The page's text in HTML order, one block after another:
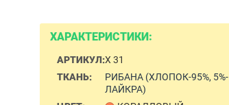
ХАРАКТЕРИСТИКИ:
АРТИКУЛ:Х 31
ТКАНЬ:
РИБАНА (ХЛОПОК-95%, 5%-
ЛАЙКРА)